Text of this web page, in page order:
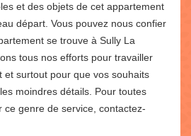
et des objets de cet appartement
départ. Vous pouvez nous confier
se trouve à Sully La
tous nos efforts pour travailler
et surtout pour que vos souhaits
moindres détails. Pour toutes
ce genre de service, contactez-